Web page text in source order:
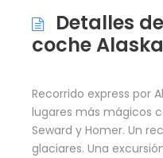
Detalles
coche
Recorrido express por
lugares más mágicos
Seward y Homer. Un
glaciares. Una